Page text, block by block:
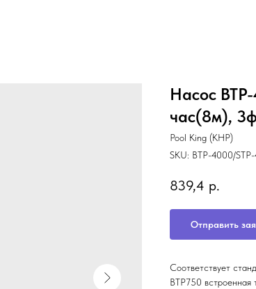
Насос
час(8м),
Pool King (КНР)
SKU: BTP-4000/
839,4 р.
Отправить
Соответствует
ВТР750 встроенная